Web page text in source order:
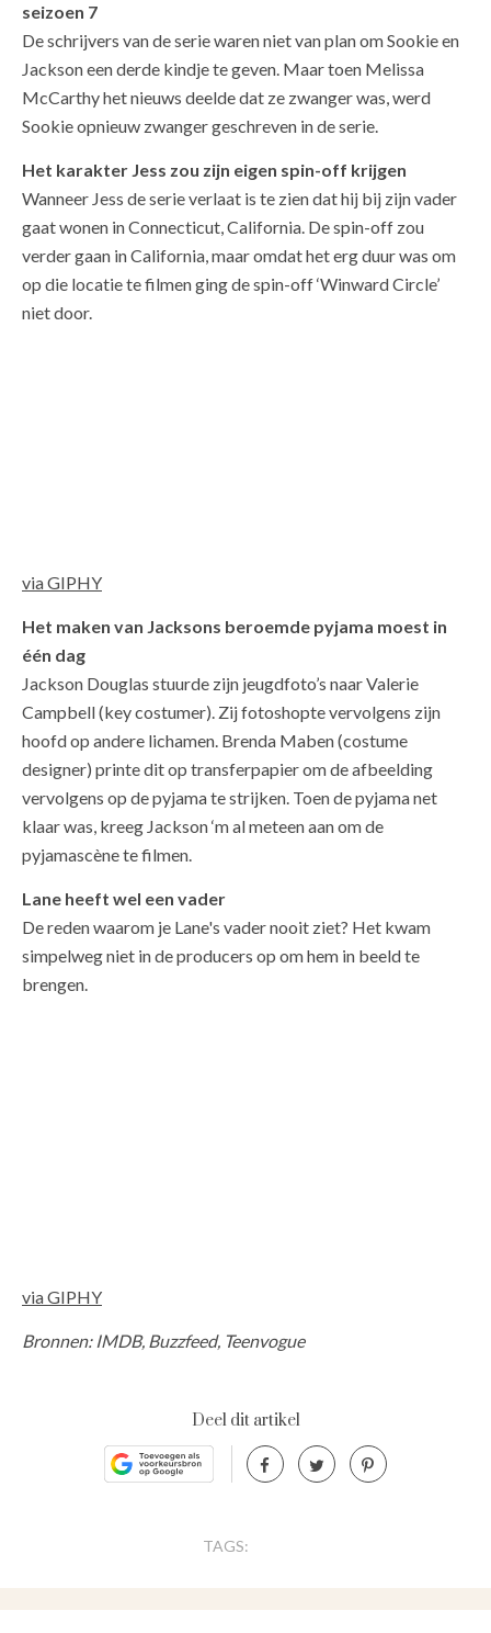
seizoen 7
De schrijvers van de serie waren niet van plan om Sookie en
Jackson een derde kindje te geven. Maar toen Melissa
McCarthy het nieuws deelde dat ze zwanger was, werd
Sookie opnieuw zwanger geschreven in de serie.
Het karakter Jess zou zijn eigen spin-off krijgen
Wanneer Jess de serie verlaat is te zien dat hij bij zijn vader
gaat wonen in Connecticut, California. De spin-off zou
verder gaan in California, maar omdat het erg duur was om
op die locatie te filmen ging de spin-off ‘Winward Circle’
niet door.
via GIPHY
Het maken van Jacksons beroemde pyjama moest in
één dag
Jackson Douglas stuurde zijn jeugdfoto’s naar Valerie
Campbell (key costumer). Zij fotoshopte vervolgens zijn
hoofd op andere lichamen. Brenda Maben (costume
designer) printe dit op transferpapier om de afbeelding
vervolgens op de pyjama te strijken. Toen de pyjama net
klaar was, kreeg Jackson ‘m al meteen aan om de
pyjamascène te filmen.
Lane heeft wel een vader
De reden waarom je Lane's vader nooit ziet? Het kwam
simpelweg niet in de producers op om hem in beeld te
brengen.
via GIPHY
Bronnen: IMDB, Buzzfeed, Teenvogue
Deel dit artikel
TAGS: